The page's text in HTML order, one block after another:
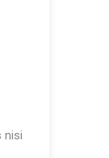
nisi